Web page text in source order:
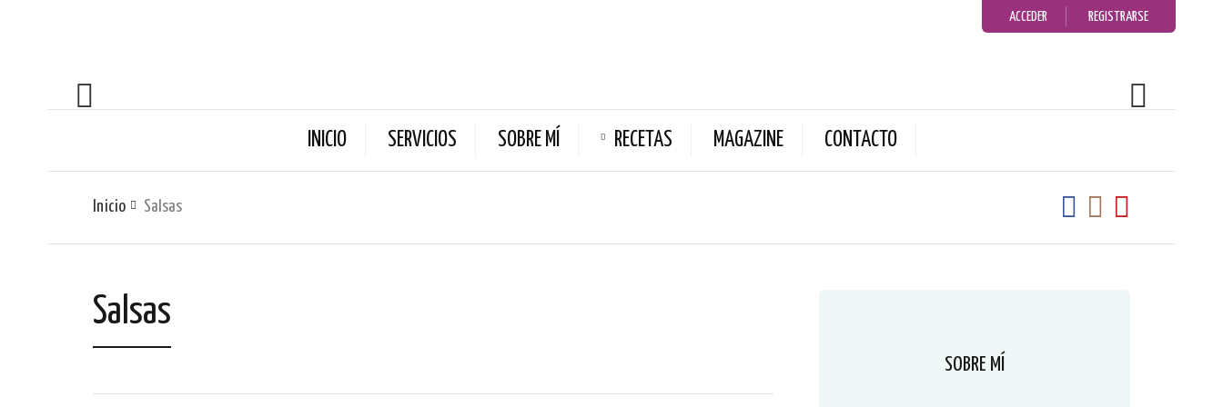
ACCEDER REGISTRARSE
INICIO SERVICIOS SOBRE MÍ RECETAS MAGAZINE CONTACTO
Inicio Salsas
Salsas
SOBRE MÍ